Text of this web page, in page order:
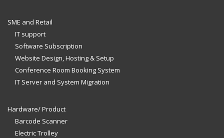
SME and Retail
IT support
Software Subscription
Website Design, Hosting & Setup
Conference Room Booking System
IT Server and System Migration
Hardware/ Product
Barcode Scanner
Electric Trolley